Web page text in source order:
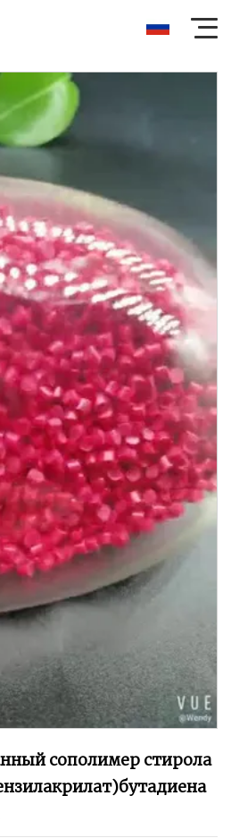
сополимер стирола